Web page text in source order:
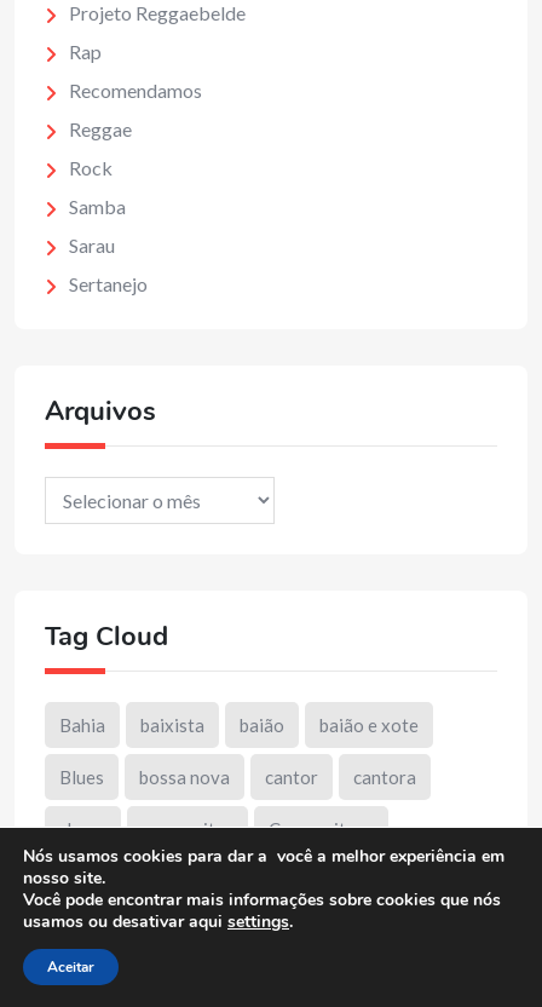
Projeto Reggaebelde
Rap
Recomendamos
Reggae
Rock
Samba
Sarau
Sertanejo
Arquivos
Arquivos
Tag Cloud
Bahia baixista baião baião e xote
Blues bossa nova cantor cantora
choro compositor Compositora
Cordelista
forro Forró Xote Baião
Minas Gerais
Nós usamos cookies para dar a você a melhor experiência em
nosso site.
Você pode encontrar mais informações sobre cookies que nós
usamos ou desativar aqui settings.
Aceitar